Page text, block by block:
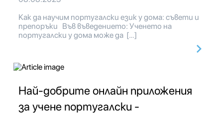
Как да научим португалски език у дома: съвети и
препоръки Във въведението: Ученето на
португалски у дома може да […]
Най-добрите онлайн приложения
за учене португалски -